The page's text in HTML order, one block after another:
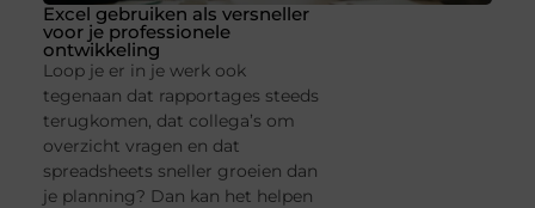
Excel gebruiken als versneller
voor je professionele
ontwikkeling
Loop je er in je werk ook
tegenaan dat rapportages steeds
terugkomen, dat collega’s om
overzicht vragen en dat
spreadsheets sneller groeien dan
je planning? Dan kan het helpen